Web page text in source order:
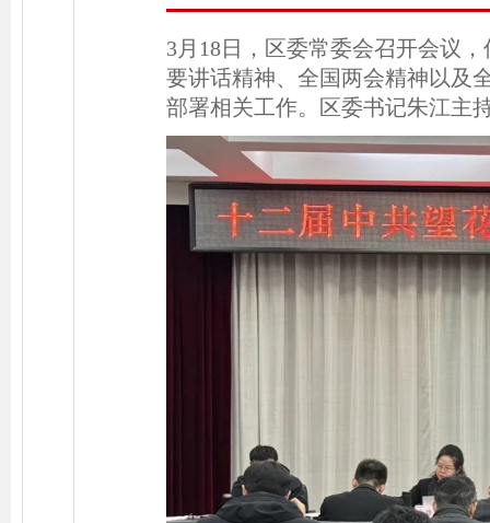
3月18日，区委常委会召开会议
要讲话精神、全国两会精神以及
部署相关工作。区委书记朱江主